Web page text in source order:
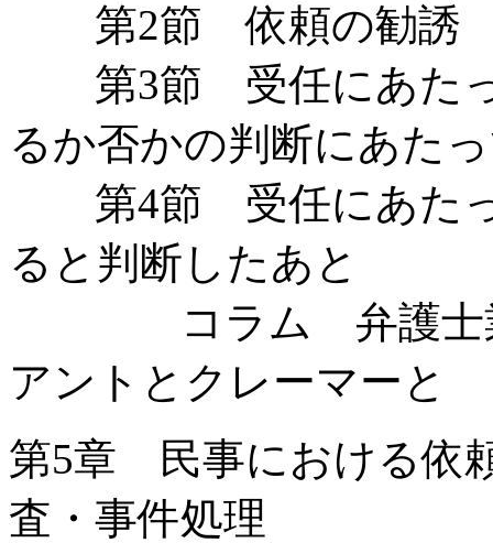
第2節 依頼の勧誘
第3節 受任にあたっ
るか否かの判断にあた
第4節 受任にあたっ
ると判断したあと
コラム 弁護士業
アントとクレーマーと
第5章 民事における依
査・事件処理